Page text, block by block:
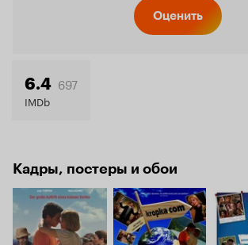
Оценить
6.4 697
IMDb
Кадры, постеры и обои